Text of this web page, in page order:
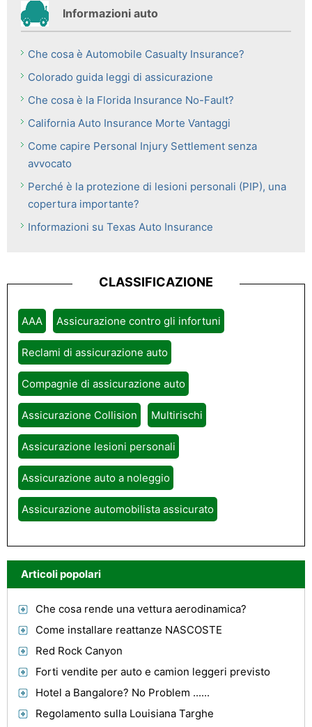
Informazioni auto
Che cosa è Automobile Casualty Insurance?
Colorado guida leggi di assicurazione
Che cosa è la Florida Insurance No-Fault?
California Auto Insurance Morte Vantaggi
Come capire Personal Injury Settlement senza
avvocato
Perché è la protezione di lesioni personali (PIP), una
copertura importante?
Informazioni su Texas Auto Insurance
CLASSIFICAZIONE
AAA Assicurazione contro gli infortuni
Reclami di assicurazione auto
Compagnie di assicurazione auto
Assicurazione Collision Multirischi
Assicurazione lesioni personali
Assicurazione auto a noleggio
Assicurazione automobilista assicurato
Articoli popolari
Che cosa rende una vettura aerodinamica?
Come installare reattanze NASCOSTE
Red Rock Canyon
Forti vendite per auto e camion leggeri previsto
Hotel a Bangalore? No Problem ......
Regolamento sulla Louisiana Targhe